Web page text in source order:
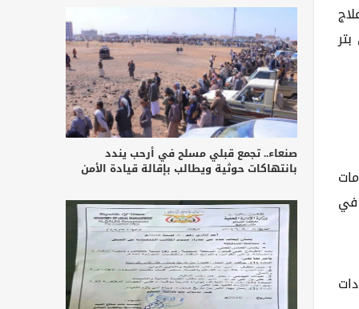
في
تورط قيادات
صنعاء.. تجمع قبلي مسلح في أرحب يندد
بانتهاكات حوثية ويطالب بإقالة قيادة الأمن